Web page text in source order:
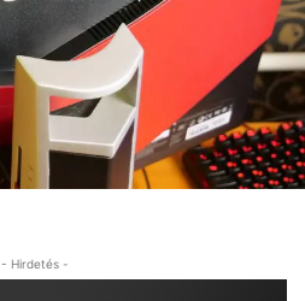
- Hirdetés -